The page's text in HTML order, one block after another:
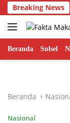
Langsung
ke
konten
Breaking News
Harimau Sumatra
Beranda Sulsel
Beranda
Nasional